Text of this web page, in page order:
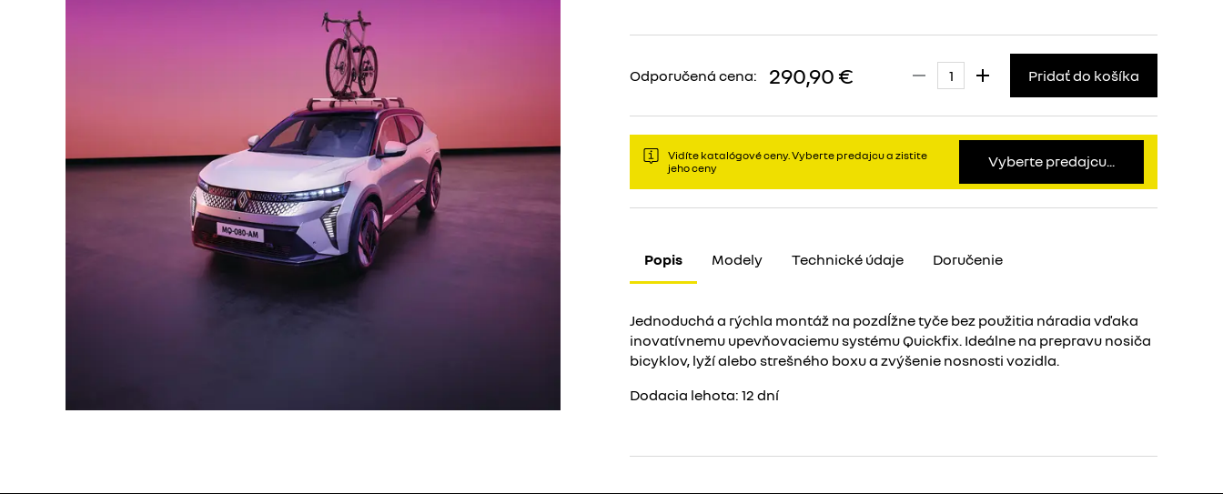
Odporučená cena: 290,90 € Pridať do košíka
Vidíte katalógové ceny. Vyberte predajcu a zistite
jeho ceny
Vyberte predajcu...
Popis Modely Technické údaje Doručenie
Jednoduchá a rýchla montáž na pozdĺžne tyče bez použitia náradia vďaka
inovatívnemu upevňovaciemu systému Quickfix. Ideálne na prepravu nosiča
bicyklov, lyží alebo strešného boxu a zvýšenie nosnosti vozidla.
Dodacia lehota: 12 dní